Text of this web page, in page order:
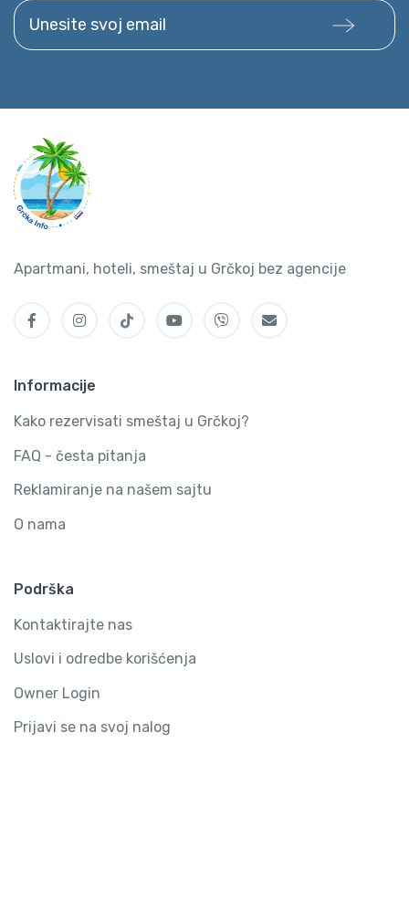
Unesite svoj email
Apartmani, hoteli, smeštaj u Grčkoj bez agencije
Informacije
Kako rezervisati smeštaj u Grčkoj?
FAQ - česta pitanja
Reklamiranje na našem sajtu
O nama
Podrška
Kontaktirajte nas
Uslovi i odredbe korišćenja
Owner Login
Prijavi se na svoj nalog